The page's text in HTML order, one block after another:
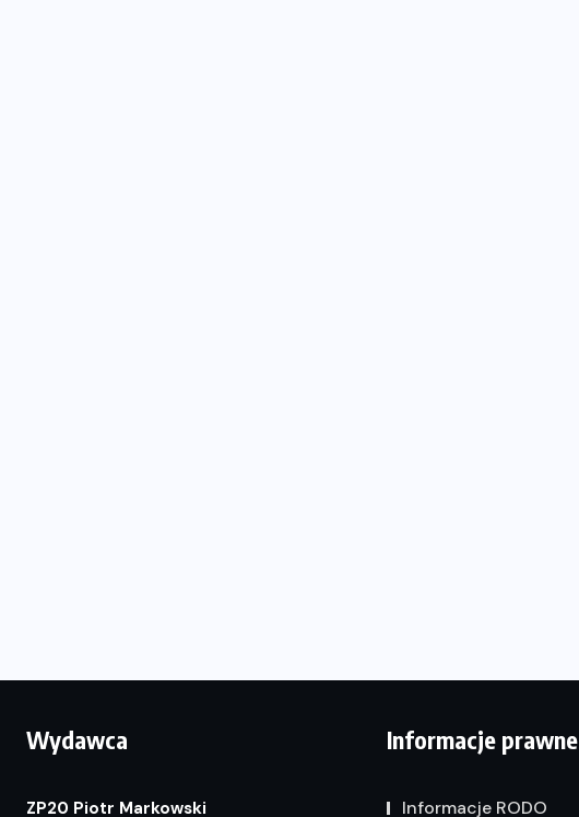
Wydawca
ZP20 Piotr Markowski
Informacje prawne
Informacje RODO